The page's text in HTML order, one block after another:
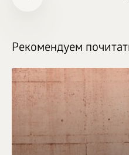
Рекомендуем